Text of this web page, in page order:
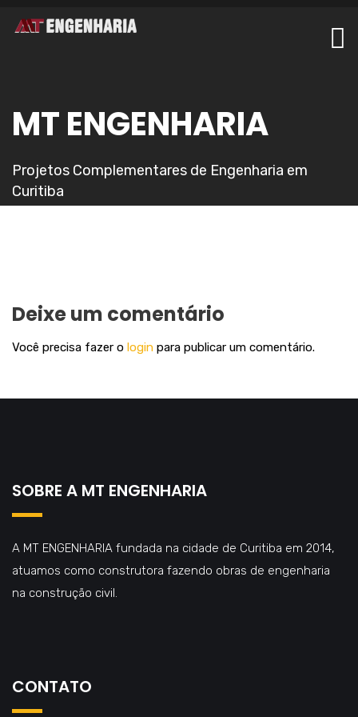
MT ENGENHARIA
Projetos Complementares de Engenharia em
Curitiba
Deixe um comentário
Você precisa fazer o login para publicar um comentário.
SOBRE A MT ENGENHARIA
A MT ENGENHARIA fundada na cidade de Curitiba em 2014,
atuamos como construtora fazendo obras de engenharia
na construção civil.
CONTATO